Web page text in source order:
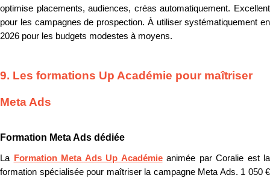
optimise placements, audiences, créas automatiquement. Excellent
pour les campagnes de prospection. À utiliser systématiquement en
2026 pour les budgets modestes à moyens.
9. Les formations Up Académie pour maîtriser
Meta Ads
Formation Meta Ads dédiée
La Formation Meta Ads Up Académieanimée par Coralie est la
formation spécialisée pour maîtriser la campagne Meta Ads. 1 050 €